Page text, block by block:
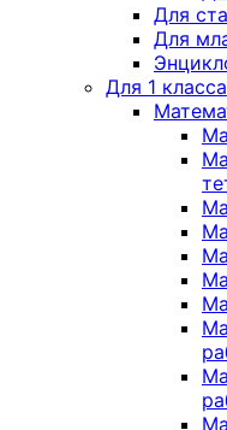
Для
Для
Для 1 класса